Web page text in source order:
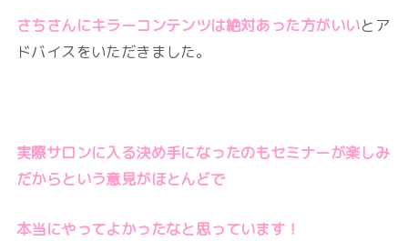
さちさんにキラーコンテンツは絶対あった方がいいとア
ドバイスをいただきました。
実際サロンに入る決め手になったのもセミナーが楽しみ
だからという意見がほとんどで
本当にやってよかったなと思っています！